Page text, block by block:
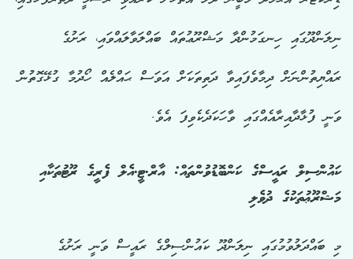
ނިލަންދޫގައި ހިނގަމުންދާ މަޝްރޫޢުތައް ބައްލަވާލައްވައި، ރަށުގެ
ރައްޔިތުންނަށް ދިމާވެފައިވާ ދަތިތަކަށް އަވަސް ޙައްލެއް ހޯދުމާ ގުޅޭގޮތުން
ވަނީ ފުޅާދާއިރާއެއްގައި ވާހަކަދެކެވިފަ އެވެ.
ކައުންސިލް ރައީސްގެ ކަންބޮޑުވުންތައް: އާރް.ޓީ.އެލް ފެރީގެ ރޫޓުތަކާއި
މަޝްރޫޢުތަކުގެ ދުވެލި
މި ބައްދަލުވުމުގައި ނިލަންދޫ ކައުންސިލްގެ ރައީސް ވަނީ ރަށުގެ